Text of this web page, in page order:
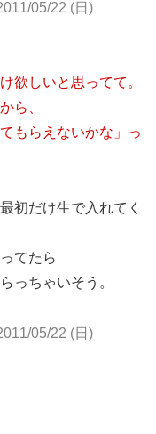
05/22 (日)
欲しいと思ってて。
ら、
もらえないかな」っ
初だけ生で入れてく
てたら
っちゃいそう。
05/22 (日)